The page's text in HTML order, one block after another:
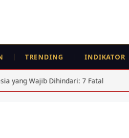
TRENDING INDIKATOR
Dihindari: 7 Fatal